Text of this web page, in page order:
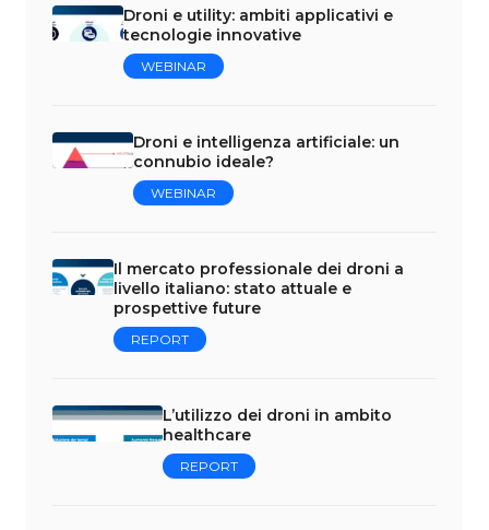
Droni e utility: ambiti applicativi e
tecnologie innovative
WEBINAR
Droni e intelligenza artificiale: un
connubio ideale?
WEBINAR
Il mercato professionale dei droni a
livello italiano: stato attuale e
prospettive future
REPORT
L’utilizzo dei droni in ambito
healthcare
REPORT